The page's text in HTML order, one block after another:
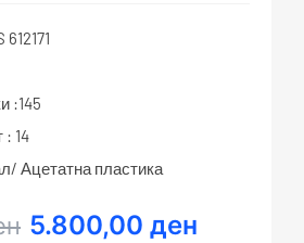
:145
: 14
Ацетатна пластика
5.800,00 ден